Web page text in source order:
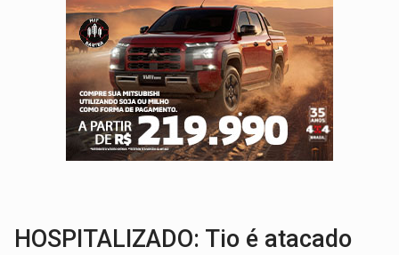
BR-364:Polícia apreende mais de uma tonelada de drogas em fundo
EMOCIONE:PRESENTES: Confira os sorteados na promoção
VOVÔ LADRÃO:Idoso é filmado furtando bicicleta na frente
JUSTIÇA:Comarca de Nova Mamoré terá seu primeiro
ADAILTON FÚRIA:Assessoria denuncia suposto ataque com perfis
HOSPITALIZADO: Tio é atacado